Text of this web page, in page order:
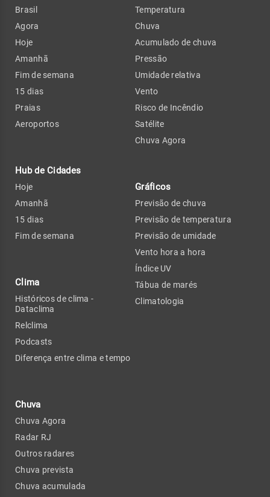
Brasil
Agora
Hoje
Amanhã
Fim de semana
15 dias
Praias
Aeroportos
Hub de Cidades
Hoje
Amanhã
15 dias
Fim de semana
Clima
Históricos de clima -
Dataclima
Relclima
Podcasts
Diferença entre clima e tempo
Chuva
Chuva Agora
Radar RJ
Outros radares
Chuva prevista
Chuva acumulada
Temperatura
Chuva
Acumulado de chuva
Pressão
Umidade relativa
Vento
Risco de Incêndio
Satélite
Chuva Agora
Gráficos
Previsão de chuva
Previsão de temperatura
Previsão de umidade
Vento hora a hora
Índice UV
Tábua de marés
Climatologia